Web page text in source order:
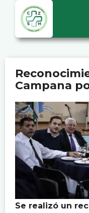
Campana
Se realizó un